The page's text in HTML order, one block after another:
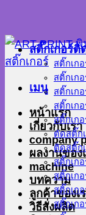
เมนู
หน้าแรก
เกี่ยวกับเรา
company
ผลงานของ
machine
บทความ
ลูกค้าของเ
วิธีสั่งผลิต
สติ๊กเกอร์ติ
สติ๊กเก
สติ๊กเก
สติ๊กเก
สติ๊กเก
สติ๊กเก
ตัดสติ๊ก
ติดสติ๊ก
สติ๊กเก
สติ๊กเก
สติ๊กเก
สติ๊กเก